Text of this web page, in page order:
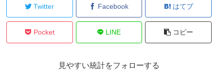
Twitter Facebook はてブ
Pocket LINE コピー
見やすい統計をフォローする